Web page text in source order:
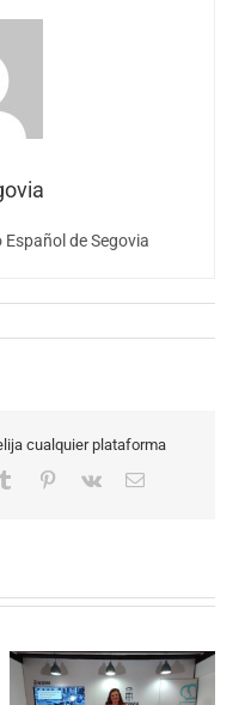
de Segovia
cualquier plataforma
Tumblr Pinterest
Vk
Correo
El PP rechaza rebajar